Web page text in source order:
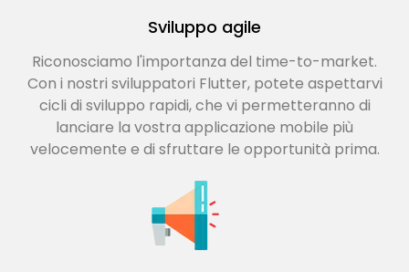
Sviluppo agile
Riconosciamo l'importanza del time-to-market.
Con i nostri sviluppatori Flutter, potete aspettarvi
cicli di sviluppo rapidi, che vi permetteranno di
lanciare la vostra applicazione mobile più
velocemente e di sfruttare le opportunità prima.